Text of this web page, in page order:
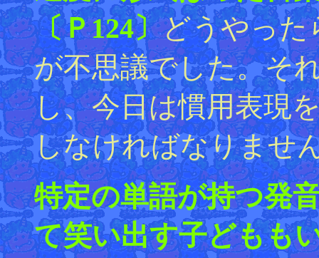
〔Ｐ124〕どうやった
が不思議でした。そ
し、今日は慣用表現
しなければなりませ
特定の単語が持つ発
て笑い出す子どもも